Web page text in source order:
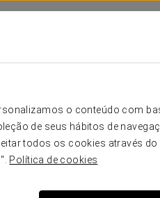
o conteúdo com
de seus hábitos de
todos os cookies através do
Política de cookies
Descubra a
pelos seus
Partindo do